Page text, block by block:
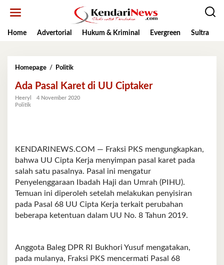
Home
Advertorial Hukum & Kriminal Evergreen Sultra
Homepage / PolitikAda
Karet
di
Ada Pasal Karet di UU Ciptaker
Heeryl
4 November 2020
Politik
KENDARINEWS.COM — Fraksi PKS mengungkapkan,
bahwa UU Cipta Kerja menyimpan pasal karet pada
salah satu pasalnya. Pasal ini mengatur
Penyelenggaraan Ibadah Haji dan Umrah (PIHU).
Temuan ini diperoleh setelah melakukan penyisiran
pada Pasal 68 UU Cipta Kerja terkait perubahan
beberapa ketentuan dalam UU No. 8 Tahun 2019.
Anggota Baleg DPR RI Bukhori Yusuf mengatakan,
pada mulanya, Fraksi PKS mencermati Pasal 68